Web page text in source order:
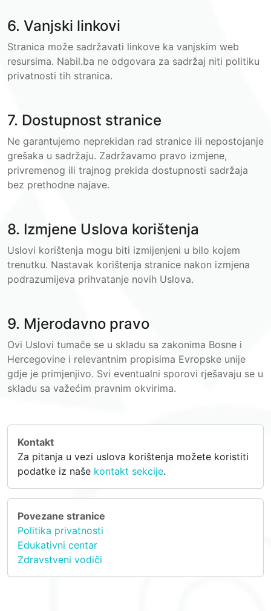
6. Vanjski linkovi
Stranica može sadržavati linkove ka vanjskim web
resursima. Nabil.ba ne odgovara za sadržaj niti politiku
privatnosti tih stranica.
7. Dostupnost stranice
Ne garantujemo neprekidan rad stranice ili nepostojanje
grešaka u sadržaju. Zadržavamo pravo izmjene,
privremenog ili trajnog prekida dostupnosti sadržaja
bez prethodne najave.
8. Izmjene Uslova korištenja
Uslovi korištenja mogu biti izmijenjeni u bilo kojem
trenutku. Nastavak korištenja stranice nakon izmjena
podrazumijeva prihvatanje novih Uslova.
9. Mjerodavno pravo
Ovi Uslovi tumače se u skladu sa zakonima Bosne i
Hercegovine i relevantnim propisima Evropske unije
gdje je primjenjivo. Svi eventualni sporovi rješavaju se u
skladu sa važećim pravnim okvirima.
Kontakt
Za pitanja u vezi uslova korištenja možete koristiti
podatke iz naše kontakt sekcije.
Povezane stranice
Politika privatnosti
Edukativni centar
Zdravstveni vodiči